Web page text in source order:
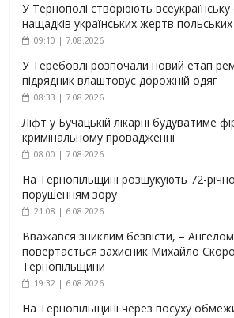
У Тернополі створюють всеукраїнську
нащадків українських жертв польських
09:10 | 7.08.2026
У Теребовлі розпочали новий етап
підрядник влаштовує дорожній одяг
08:33 | 7.08.2026
Ліфт у Бучацькій лікарні будуватиме
кримінальному провадженні
08:00 | 7.08.2026
На Тернопільщині розшукують 72-
порушенням зору
21:08 | 6.08.2026
Вважався зниклим безвісти, –
повертається захисник Михайло
Тернопільщини
19:32 | 6.08.2026
На Тернопільщині через посуху